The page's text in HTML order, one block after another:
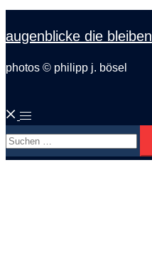
augenblicke die bleiben
photos © philipp j. bösel
Menü
umschalten
Suchen
nach: